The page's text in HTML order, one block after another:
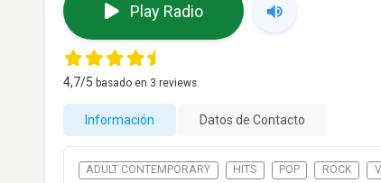
Play Radio
4,7/5 basado en 3 reviews.
Información Datos de Contacto
ADULT CONTEMPORARY HITS POP ROCK